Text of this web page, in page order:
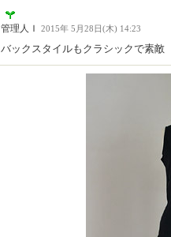
管理人Ｉ 2015年 5月28日(木) 14:23
バックスタイルもクラシックで素敵